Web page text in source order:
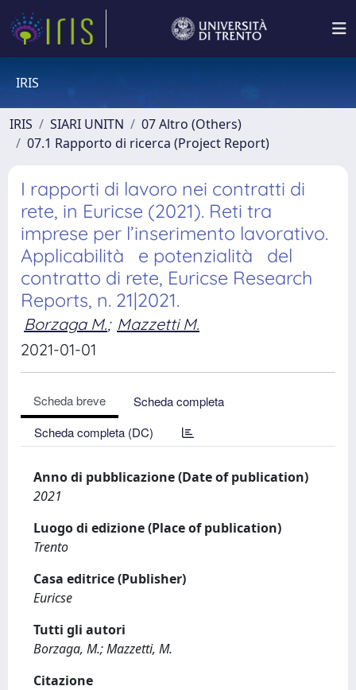
IRIS
IRIS SIARI UNITN
07 Altro (Others)
07.1 Rapporto di ricerca (Project Report)
I rapporti di lavoro nei contratti di
rete, in Euricse (2021). Reti tra
imprese per l’inserimento lavorativo.
Applicabilità e potenzialità del
contratto di rete, Euricse Research
Reports, n. 21|2021.
Borzaga M.; Mazzetti M.
2021-01-01
Scheda breve
Scheda completa
Scheda completa (DC)
Anno di pubblicazione (Date of publication)
2021
Luogo di edizione (Place of publication)
Trento
Casa editrice (Publisher)
Euricse
Tutti gli autori
Borzaga, M.; Mazzetti, M.
Citazione